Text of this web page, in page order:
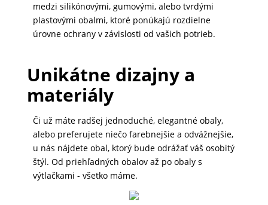
POPSOCKETY
HODINKY
medzi silikónovými, gumovými, alebo tvrdými
plastovými obalmi, ktoré ponúkajú rozdielne
úrovne ochrany v závislosti od vašich potrieb.
Unikátne dizajny a
materiály
Či už máte radšej jednoduché, elegantné obaly,
alebo preferujete niečo farebnejšie a odvážnejšie,
u nás nájdete obal, ktorý bude odrážať váš osobitý
štýl. Od priehľadných obalov až po obaly s
výtlačkami - všetko máme.